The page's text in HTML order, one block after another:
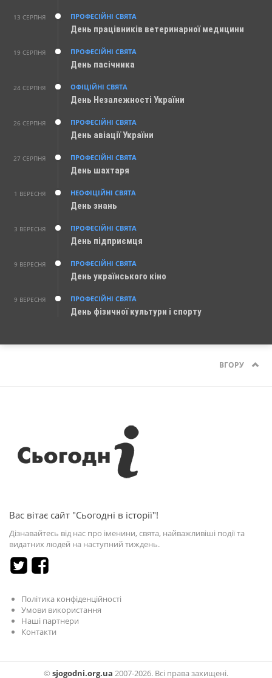
13 СЕРПНЯ ПРОФЕСІЙНІ СВЯТА
День працівників ветеринарної медицини
19 СЕРПНЯ ПРОФЕСІЙНІ СВЯТА
День пасічника
24 СЕРПНЯ ОФІЦІЙНІ СВЯТА
День Незалежності України
26 СЕРПНЯ ПРОФЕСІЙНІ СВЯТА
День авіації України
27 СЕРПНЯ ПРОФЕСІЙНІ СВЯТА
День шахтаря
1 ВЕРЕСНЯ НЕОФІЦІЙНІ СВЯТА
День знань
3 ВЕРЕСНЯ ПРОФЕСІЙНІ СВЯТА
День підприємця
9 ВЕРЕСНЯ ПРОФЕСІЙНІ СВЯТА
День українського кіно
9 ВЕРЕСНЯ ПРОФЕСІЙНІ СВЯТА
День фізичної культури і спорту
ВГОРУ
Вас вітає сайт "Сьогодні в історії"!
Дізнавайтесь від нас про іменини, свята, найважливіші події та
видатних людей на наступний тиждень.
Політика конфіденційності
Умови використання
Наші партнери
Контакти
© sjogodni.org.ua 2007-2026. Всі права захищені.